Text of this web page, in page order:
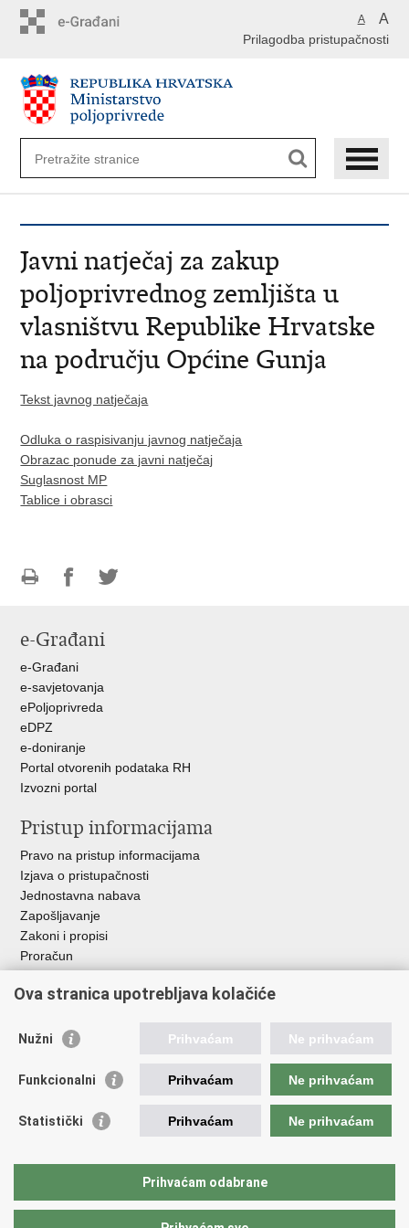
A A
Prilagodba pristupačnosti
Javni natječaj za zakup
poljoprivrednog zemljišta u
vlasništvu Republike Hrvatske
na području Općine Gunja
Tekst javnog natječaja
Odluka o raspisivanju javnog natječaja
Obrazac ponude za javni natječaj
Suglasnost MP
Tablice i obrasci
FacebookuTwitteru
e-Građani
e-Građani
e-savjetovanja
ePoljoprivreda
eDPZ
e-doniranje
Portal otvorenih podataka RH
Izvozni portal
Pristup informacijama
Pravo na pristup informacijama
Izjava o pristupačnosti
Jednostavna nabava
Zapošljavanje
Zakoni i propisi
Proračun
RH
Važne poveznice
Hrvatska agencija za poljoprivredu i hranu
Agencija za plaćanja u poljoprivredi, ribarstvu i ruralnom
razvoju
Hrvatske šume
Pučka pravobraniteljica
Ova stranica upotrebljava kolačiće
Nužni Prihvaćam Ne prihvaćam
Funkcionalni Prihvaćam Ne prihvaćam
Statistički Prihvaćam Ne prihvaćam
Prihvaćam odabrane